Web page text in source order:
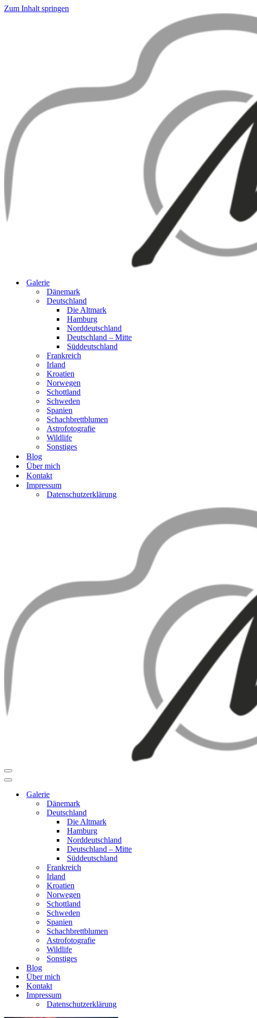
Zum Inhalt springen
Galerie
Dänemark
Deutschland
Die Altmark
Hamburg
Norddeutschland
Deutschland – Mitte
Süddeutschland
Frankreich
Irland
Kroatien
Norwegen
Schottland
Schweden
Spanien
Schachbrettblumen
Astrofotografie
Wildlife
Sonstiges
Blog
Über mich
Kontakt
Impressum
Datenschutzerklärung
Navigationsmenü
Navigationsmenü
Galerie
Dänemark
Deutschland
Die Altmark
Hamburg
Norddeutschland
Deutschland – Mitte
Süddeutschland
Frankreich
Irland
Kroatien
Norwegen
Schottland
Schweden
Spanien
Schachbrettblumen
Astrofotografie
Wildlife
Sonstiges
Blog
Über mich
Kontakt
Impressum
Datenschutzerklärung